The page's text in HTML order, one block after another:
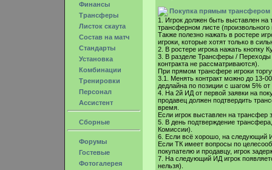
Финансы
Трансферы
Листок скаута
Состав на матч
Стандарты
Установка
Комбинации
Тренировки
Персонал
Ассистент
Сборные
Форумы
Гостевые
Фотогалерея
Покупка прямым трансфером
1. Игрок должен быть выставлен на
трансферном листе (произвольного
Также полезно нажать в ростере
игроки, которые хотят только в
2. В ростере игрока нажать кнопку
3. В разделе Трансферы / Переходы
контракта не рассматриваются).
При прямом трансфере игроки
3.1. Менять контракт можно до 13-
дедлайна по позиции с шагом 5%
4. На 2й ИД от первой заявки на
продавец должен подтвердить
время.
Если игрок выставлен на трансфер
5. В день подтверждение
Комиссии).
6. Если всё хорошо, на следующий
Если ТК имеет вопросы по
покупателю и продавцу, игрок
7. На следующий ИД игрок
нельзя).